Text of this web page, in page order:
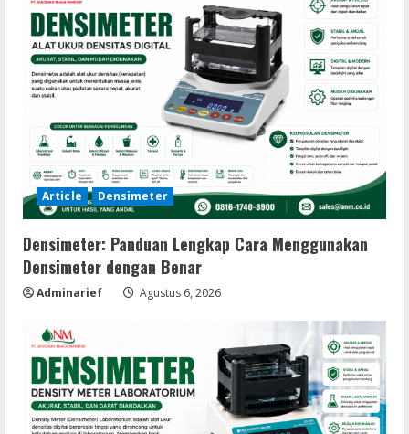
Article Densimeter
Densimeter: Panduan Lengkap Cara Menggunakan
Densimeter dengan Benar
Adminarief Agustus 6, 2026